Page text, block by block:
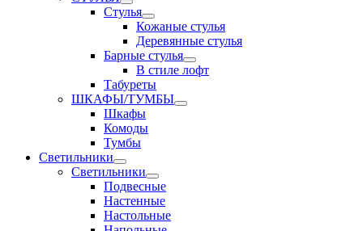
Стулья
Кожаные стулья
Деревянные стулья
Барные стулья
В стиле лофт
Табуреты
ШКАФЫ/ТУМБЫ
Шкафы
Комоды
Тумбы
Светильники
Светильники
Подвесные
Настенные
Настольные